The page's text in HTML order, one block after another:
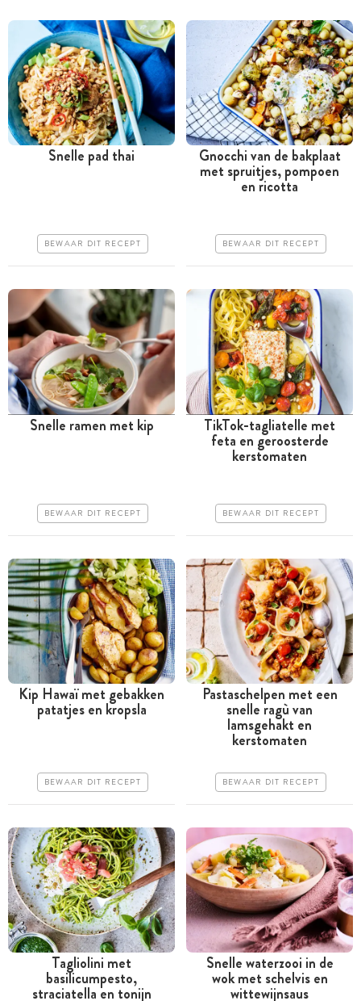
Erg makkelijk
Snelle pad thai
BEWAAR DIT RECEPT
Tussen 30 minuten en 1
Gnocchi van de bakplaat
met spruitjes, pompoen
en ricotta
BEWAAR DIT RECEPT
Erg makkelijk
Snelle ramen met kip
BEWAAR DIT RECEPT
Tussen 30 minuten en 1
TikTok-tagliatelle met
feta en geroosterde
kerstomaten
BEWAAR DIT RECEPT
Tussen 30 minuten en 1
Kip Hawaï met gebakken
patatjes en kropsla
BEWAAR DIT RECEPT
Tussen 30 minuten en 1
Pastaschelpen met een
snelle ragù van
lamsgehakt en
kerstomaten
BEWAAR DIT RECEPT
Minder dan 30 minuten
Tagliolini met
basilicumpesto,
straciatella en tonijn
Minder dan 30 minuten
Snelle waterzooi in de
wok met schelvis en
wittewijnsaus